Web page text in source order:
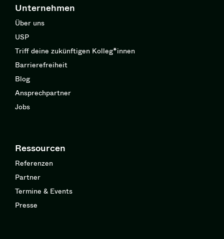
Unternehmen
Über uns
USP
Triff deine zukünftigen Kolleg*innen
Barrierefreiheit
Blog
Ansprechpartner
Jobs
Ressourcen
Referenzen
Partner
Termine & Events
Presse